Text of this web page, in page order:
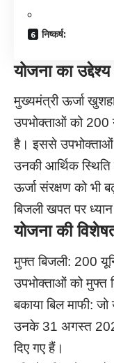
निष्कर्ष:
योजना का
मुख्यमंत्री ऊर्जा
उपभोक्ताओं को 200
है। इससे उपभोक्ताओं
उनकी आर्थिक स्थिति
ऊर्जा संरक्षण को भी
बिजली खपत पर
योजना की
मुफ्त बिजली: 200
उपभोक्ताओं को मुफ्त
बकाया बिल माफी:
उनके 31 अगस्त
दिए गए हैं।